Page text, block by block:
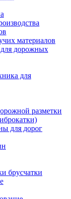
материалов
дорожных
для
разметки
для дорог
брусчатки